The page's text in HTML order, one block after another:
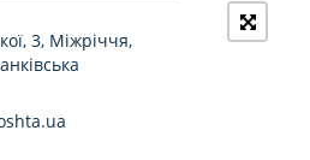
19:00
3, Міжріччя,